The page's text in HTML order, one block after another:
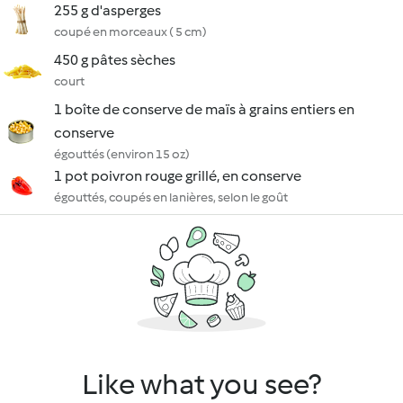
255 g d'asperges
coupé en morceaux ( 5 cm)
450 g pâtes sèches
court
1 boîte de conserve de maïs à grains entiers en
conserve
égouttés (environ 15 oz)
1 pot poivron rouge grillé, en conserve
égouttés, coupés en lanières, selon le goût
Like what you see?